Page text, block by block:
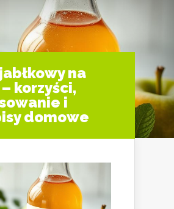
na
korzyści,
i
domowe